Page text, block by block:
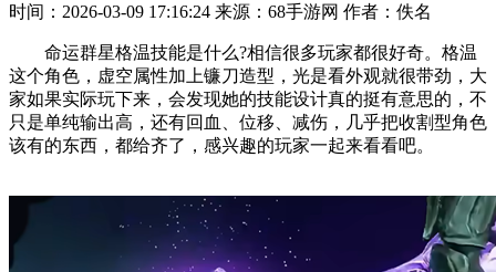
时间：2026-03-09 17:16:24 来源：68手游网 作者：佚名
命运群星格温技能是什么?相信很多玩家都很好奇。格温
这个角色，虚空属性加上镰刀造型，光是看外观就很带劲，大
家如果实际玩下来，会发现她的技能设计真的挺有意思的，不
只是单纯输出高，还有回血、位移、减伤，几乎把收割型角色
该有的东西，都给齐了，感兴趣的玩家一起来看看吧。